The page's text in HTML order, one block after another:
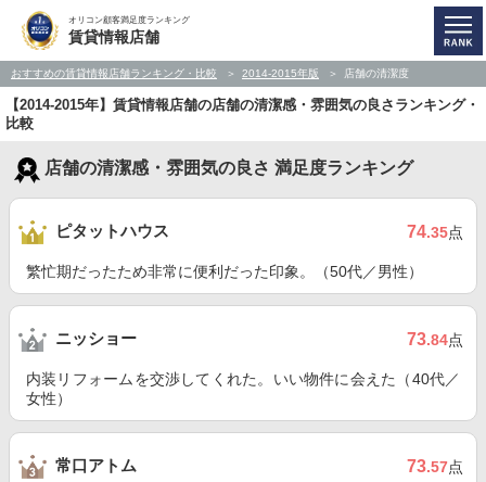
オリコン顧客満足度ランキング
賃貸情報店舗
おすすめの賃貸情報店舗ランキング・比較 2014-2015年版 店舗の清潔度
【2014-2015年】賃貸情報店舗の店舗の清潔感・雰囲気の良さランキング・
比較
店舗の清潔感・雰囲気の良さ 満足度ランキング
ピタットハウス 74.35点
繁忙期だったため非常に便利だった印象。（50代／男性）
ニッショー 73.84点
内装リフォームを交渉してくれた。いい物件に会えた（40代／
女性）
常口アトム 73.57点